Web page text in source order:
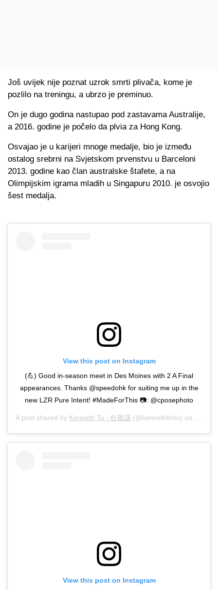
Još uvijek nije poznat uzrok smrti plivača, kome je
pozlilo na treningu, a ubrzo je preminuo.
On je dugo godina nastupao pod zastavama Australije,
a 2016. godine je počelo da plvia za Hong Kong.
Osvajao je u karijeri mnoge medalje, bio je između
ostalog srebrni na Svjetskom prvenstvu u Barceloni
2013. godine kao član australske štafete, a na
Olimpijskim igrama mladih u Singapuru 2010. je osvojio
šest medalja.
View this post on Instagram
(💪) Good in-season meet in Des Moines with 2 A Final
appearances. Thanks @speedohk for suiting me up in the
new LZR Pure Intent! #MadeForThis 📷: @cposephoto
A post shared by Kenneth To - 杜敬謙 (@kennethkhto) on
View this post on Instagram